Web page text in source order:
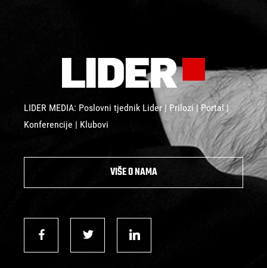
LIDER MEDIA: Poslovni tjednik Lider | Prilozi | Portal |
Konferencije | Klubovi
VIŠE O NAMA